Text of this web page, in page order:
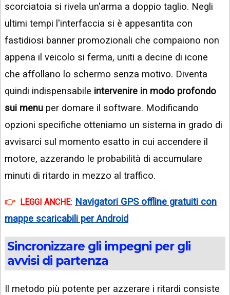
scorciatoia si rivela un'arma a doppio taglio. Negli
ultimi tempi l'interfaccia si è appesantita con
fastidiosi banner promozionali che compaiono non
appena il veicolo si ferma, uniti a decine di icone
che affollano lo schermo senza motivo. Diventa
quindi indispensabile intervenire in modo profondo
sui menu per domare il software. Modificando
opzioni specifiche otteniamo un sistema in grado di
avvisarci sul momento esatto in cui accendere il
motore, azzerando le probabilità di accumulare
minuti di ritardo in mezzo al traffico.
LEGGI ANCHE: Navigatori GPS offline gratuiti con
mappe scaricabili per Android
Sincronizzare gli impegni per gli
avvisi di partenza
Il metodo più potente per azzerare i ritardi consiste